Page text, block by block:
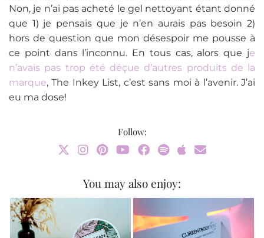
Non, je n’ai pas acheté le gel nettoyant étant donné
que 1) je pensais que je n’en aurais pas besoin 2)
hors de question que mon désespoir me pousse à
ce point dans l’inconnu. En tous cas, alors que je
n’avais pas trop été déçue d’autres produits de la
marque, The Inkey List, c’est sans moi à l’avenir. J’ai
eu ma dose!
Follow:
You may also enjoy: